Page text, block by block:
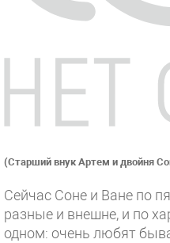
(Старший внук Артем и двойня
Сейчас Соне и Ване по
разные и внешне, и по
одном: очень любят